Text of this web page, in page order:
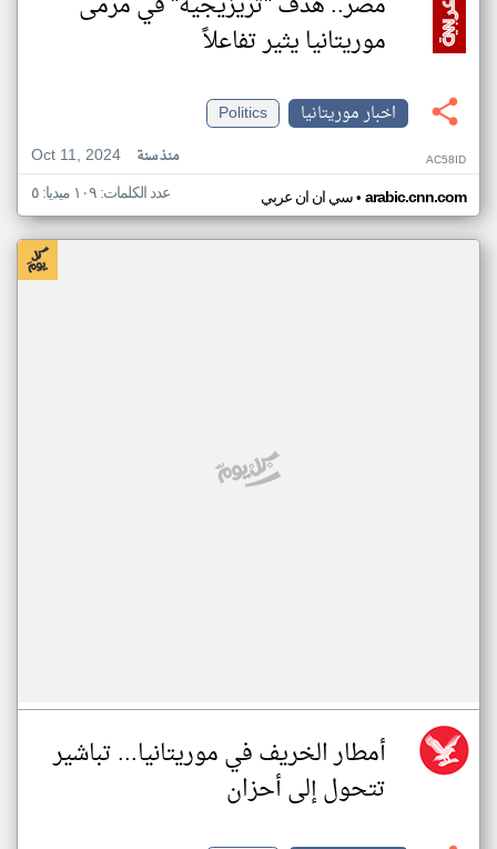
موريتانيا يثير تفاعلاً
اخبار موريتانيا
Politics
Oct 11, 2024
منذ سنة AC58ID
سي ان ان عربي• arabic.cnn.com عدد الكلمات: ١٠٩ ميديا: ٥
أمطار الخريف في موريتانيا... تباشير
تتحول إلى أحزان